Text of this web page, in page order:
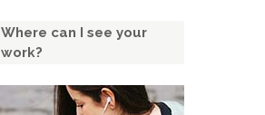
Where can I see your
work?